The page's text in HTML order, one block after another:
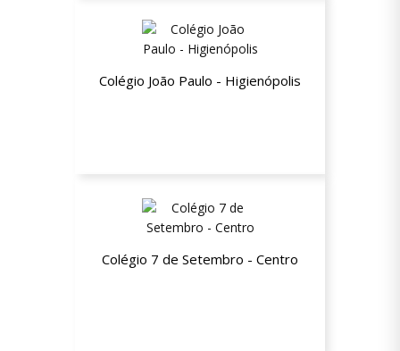
Colégio João Paulo - Higienópolis
Colégio 7 de Setembro - Centro